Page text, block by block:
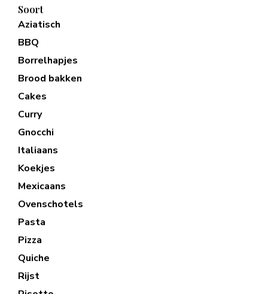
Soort
Aziatisch
BBQ
Borrelhapjes
Brood bakken
Cakes
Curry
Gnocchi
Italiaans
Koekjes
Mexicaans
Ovenschotels
Pasta
Pizza
Quiche
Rijst